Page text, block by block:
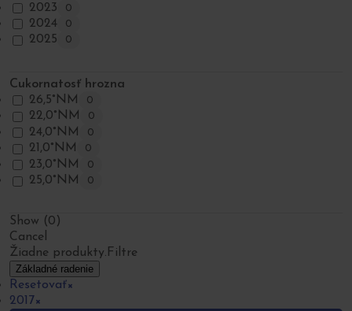
2023 0
2024 0
2025 0
Cukornatosť hrozna
26,5°NM
0
22,0°NM 0
24,0°NM 0
21,0°NM 0
23,0°NM 0
25,0°NM 0
Show (0 )
Cancel
Žiadne produkty. Filtre
Základné radenie
Resetovať×
2017×